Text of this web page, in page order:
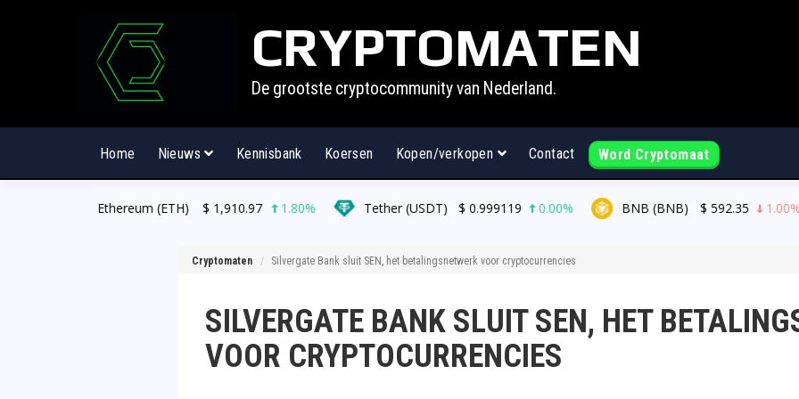
CRYPTOMATEN
De grootste cryptocommunity van Nederland.
Home Nieuws Kennisbank Koersen Kopen/verkopen Contact Word Cryptomaat
1,910.97 1.80% Tether (USDT) $0.999119 0.00% BNB (BNB) 592.35 1.00% USDC (USDC)
Cryptomaten Silvergate Bank sluit SEN, het betalingsnetwerk voor cryptocurrencies
SILVERGATE BANK SLUIT SEN, HET
VOOR CRYPTOCURRENCIES